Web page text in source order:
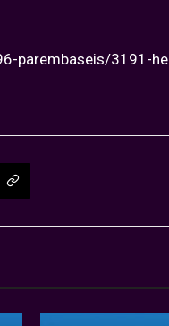
parembaseis/3191-